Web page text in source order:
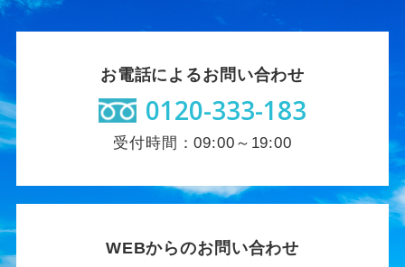
お電話によるお問い合わせ
0120-333-183
受付時間：09:00～19:00
WEBからのお問い合わせ